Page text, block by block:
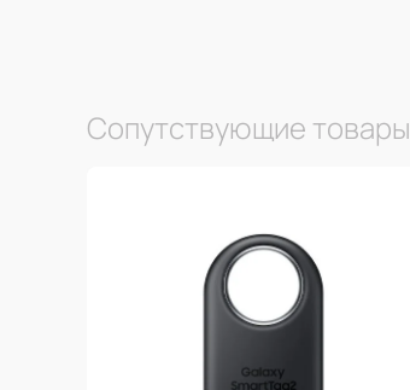
Сопутствующие товары